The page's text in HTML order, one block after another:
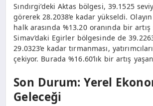
Sındırgi’deki Aktas bölgesi, 39.1525
görerek 28.2038’e kadar yükseldi.
halk arasında %13.20 oranında bir
Simav’daki Egirler bölgesinde de
29.0323’e kadar tırmanması,
çekiyor. Burada %16.60’lık bir artış
Son Durum: Yerel
Geleceği